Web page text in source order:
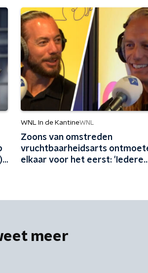
WNL In de KantineWNL
Zoons van omstreden
vruchtbaarheidsarts
elkaar voor het eerst: 'Iedere
meer